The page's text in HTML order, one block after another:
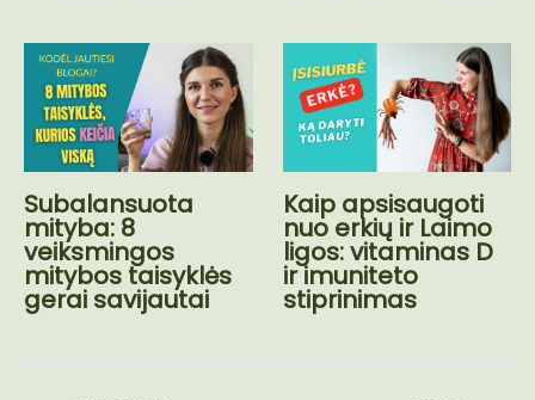
Subalansuota
mityba: 8
veiksmingos
mitybos taisyklės
gerai savijautai
Kaip apsisaugoti
nuo erkių ir Laimo
ligos: vitaminas D
ir imuniteto
stiprinimas